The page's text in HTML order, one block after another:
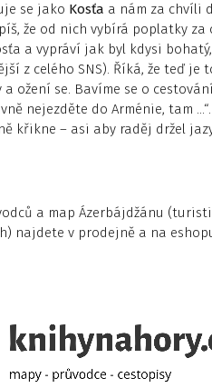
se jako Kosťa a nám za chvíli
že od nich vybírá poplatky za
a vypráví jak byl kdysi
z celého SNS). Říká, že teď
ožení se. Bavíme se o
nejezděte do Arménie, tam
křikne – asi aby raděj držel
a map Ázerbájdžánu
najdete v prodejně a na